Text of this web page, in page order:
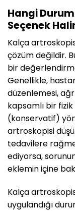
Hangi
Seçenek
Kalça
çözüm değildir.
bir
Genellikle,
düzenlemesi,
kapsamlı bir
(konservatif)
artroskopisi
tedavilere
ediyorsa,
eklemin içine
Kalça
uygulandığı